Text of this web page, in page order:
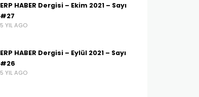
ERP HABER Dergisi – Ekim 2021 – Sayı
#27
5 YIL AGO
ERP HABER Dergisi – Eylül 2021 – Sayı
#26
5 YIL AGO